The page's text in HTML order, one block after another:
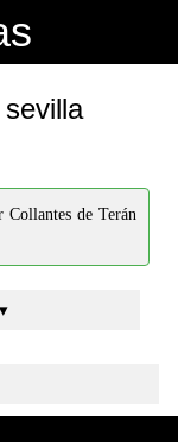
Collantes de Terán
Collantes de Terán et al. Sevilla 1993 ▾